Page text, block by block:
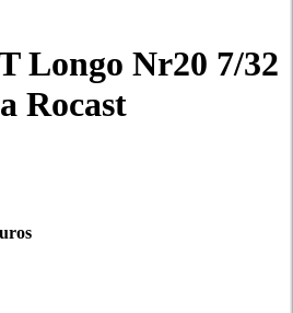
Longo Nr20 7/32
Rocast